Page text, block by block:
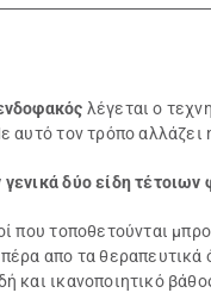
λέγεται ο
αυτό τον τρόπο αλλάζει
δύο είδη τέτοιων
που τοποθετούνται
απο τα θεραπευτικά
και ικανοποιητικό